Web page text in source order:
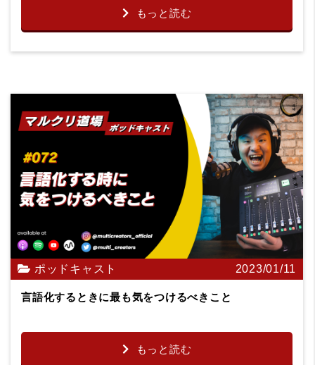
もっと読む
ポッドキャスト 2023/01/11
言語化するときに最も気をつけるべきこと
もっと読む